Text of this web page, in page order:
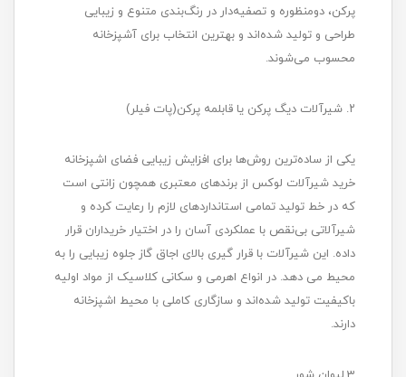
پرکن، دومنظوره و تصفیه‌دار در رنگ‌بندی متنوع و زیبایی
طراحی و تولید شده‌اند و بهترین انتخاب برای آشپزخانه
محسوب می‌شوند.
۲. شیرآلات دیگ پرکن یا قابلمه پرکن(پات فیلر)
یکی از ساده‌ترین روش‌ها برای افزایش زیبایی فضای اشپزخانه
خرید شیرآلات لوکس از برندهای معتبری همچون زانتی است
که در خط تولید تمامی استانداردهای لازم را رعایت کرده و
شیرآلاتی بی‌نقص با عملکردی آسان را در اختیار خریداران قرار
داده. این شیرآلات با قرار گیری بالای اجاق گاز جلوه زیبایی را به
محیط می دهد. در انواع اهرمی و سکانی کلاسیک از مواد اولیه
باکیفیت تولید شده‌اند و سازگاری کاملی با محیط اشپزخانه
دارند.